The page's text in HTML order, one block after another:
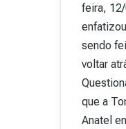
feira,
sendo
voltar
que a
Anatel